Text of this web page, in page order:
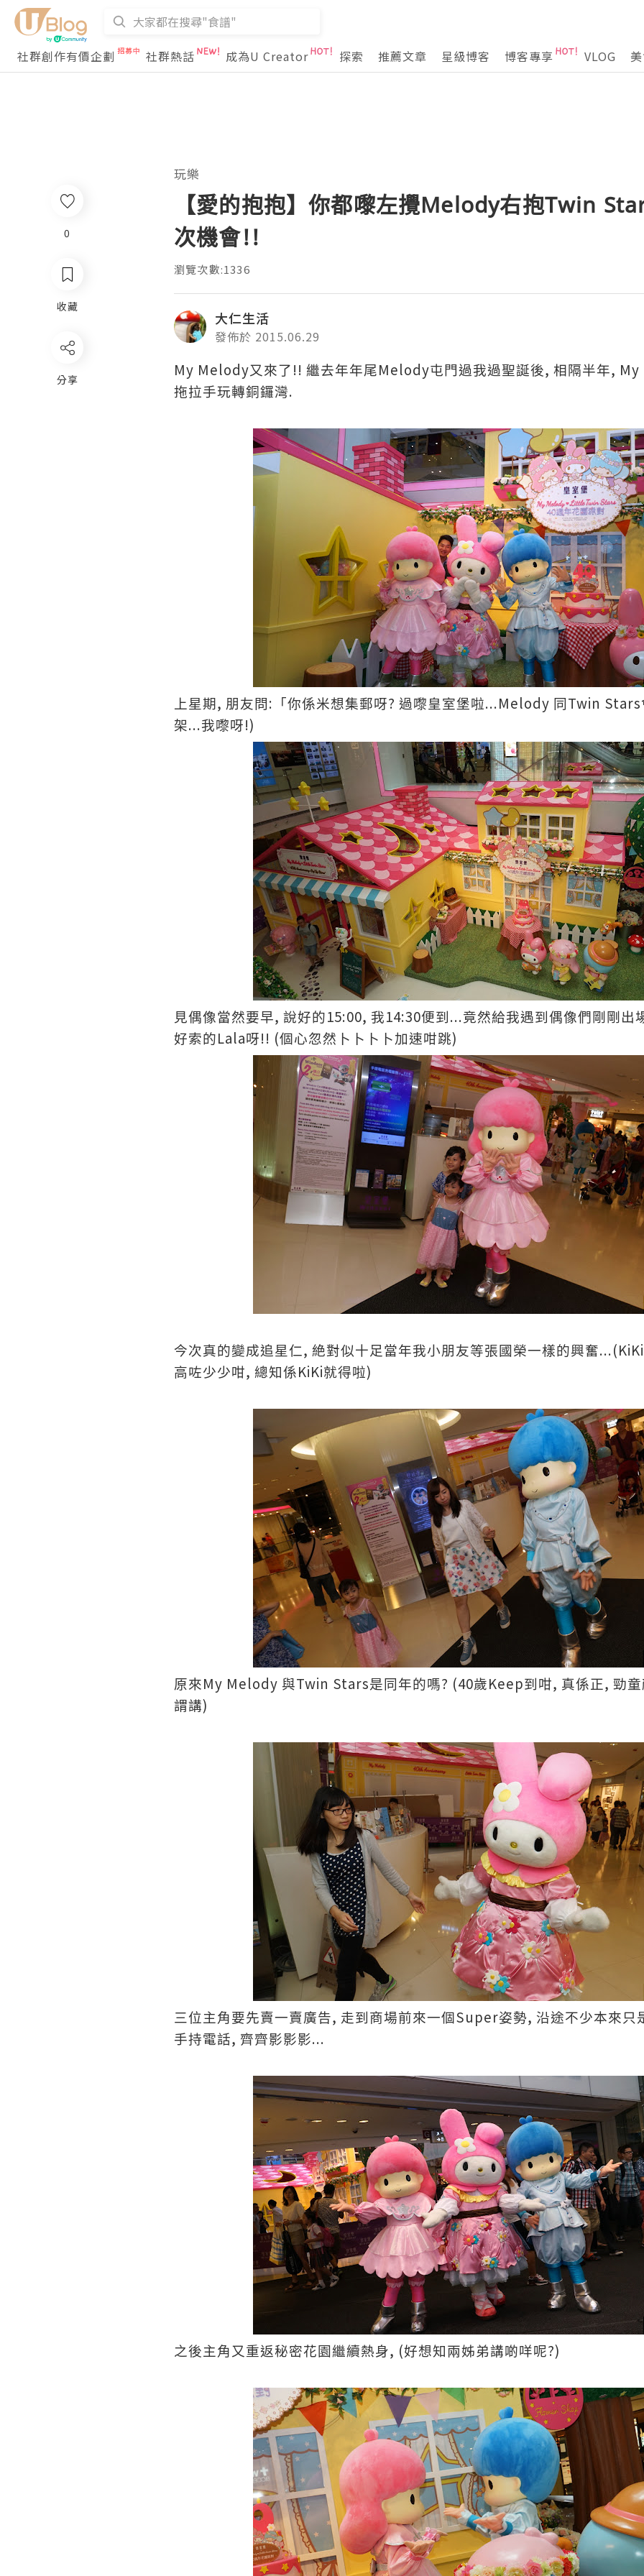
社群創作有價企劃 社群熱話 成為U Creator 探索 推薦文章 星級博客 博客專享 VLOG
0
收藏
分享
玩樂
【愛的抱抱】你都嚟左攪Melody右抱Twin
次機會!!
瀏覽次數:1336
大仁生活
發佈於 2015.06.29
My Melody又來了 !! 繼去年年尾Melody屯門過我過聖誕後, 相隔半年,
拖拉手玩轉銅鑼灣.
上星期 , 朋友問 : 「你係米想集郵呀? 過嚟皇室堡啦...Melody 同 Twin Stars
架...我嚟呀!)
見偶像當然要早, 說好的15:00, 我14:30便到 ...竟然給我遇到偶像們剛剛出
好索的Lala呀!! (個心忽然卜卜卜卜加速咁跳)
今次真的變成追星仁, 絶對似十足當年我小朋友等張國榮一樣的興奮...(KiKi
高咗少少咁, 總知係KiKi就得啦)
原來My Melody 與Twin Stars是同年的嗎? (40歲Keep到咁, 真係正, 勁
謂講)
三位主角要先賣一賣廣告, 走到商場前來一個 Super姿勢, 沿途不少本來只
手持電話, 齊齊影影影...
之後主角又重返秘密花園繼續熱身, (好想知兩姊弟講啲咩呢?)